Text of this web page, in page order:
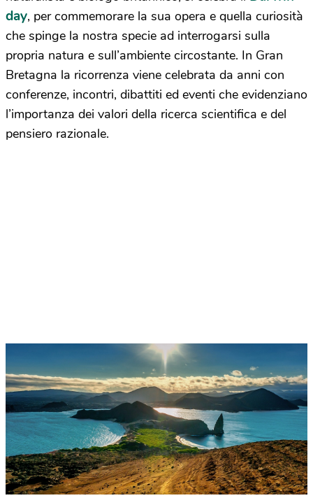
day, per commemorare la sua opera e quella curiosità
che spinge la nostra specie ad interrogarsi sulla
propria natura e sull’ambiente circostante. In Gran
Bretagna la ricorrenza viene celebrata da anni con
conferenze, incontri, dibattiti ed eventi che evidenziano
l’importanza dei valori della ricerca scientifica e del
pensiero razionale.